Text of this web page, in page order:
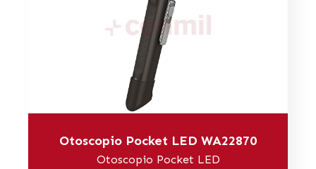
Otoscopio Pocket LED WA22870
Otoscopio Pocket LED